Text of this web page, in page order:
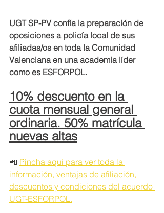
UGT SP-PV confía la preparación de
oposiciones a policía local de sus
afiliadas/os en toda la Comunidad
Valenciana en una academia líder
como es ESFORPOL.
10% descuento en la
cuota mensual general
ordinaria. 50% matrícula
nuevas altas
📲 Pincha aquí para ver toda la
información, ventajas de afiliación,
descuentos y condiciones del acuerdo
UGT-ESFORPOL.